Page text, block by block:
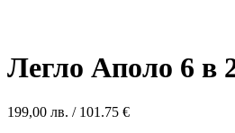
Легло Аполо 6 в
199,00 лв. / 101.75 €